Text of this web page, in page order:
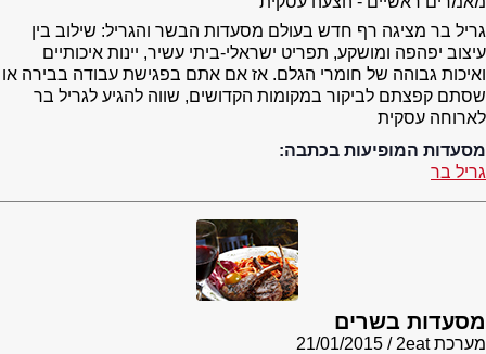
גריל בר מציגה רף חדש בעולם מסעדות הבשר והגריל: שילוב בין
עיצוב יפהפה ומושקע, תפריט ישראלי-ביתי עשיר, יינות איכותיים
ואיכות גבוהה של חומרי הגלם. אז אם אתם בפגישת עבודה בבירה או
שסתם קפצתם לביקור במקומות הקדושים, שווה להגיע לגריל בר
לארוחה עסקית
מסעדות המופיעות בכתבה:
גריל בר
מסעדות בשרים
מערכת 2eat
21/01/2015